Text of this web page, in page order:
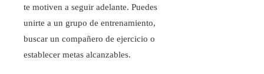
te motiven a seguir adelante. Puedes
unirte a un grupo de entrenamiento,
buscar un compañero de ejercicio o
establecer metas alcanzables.